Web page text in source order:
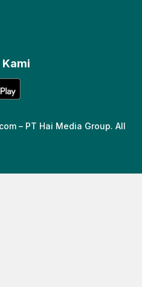
– PT Hai Media Group. All